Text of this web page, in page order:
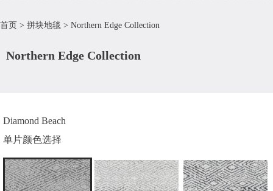
首页 > 拼块地毯 > Northern Edge Collection
Northern Edge Collection
Diamond Beach
单片颜色选择